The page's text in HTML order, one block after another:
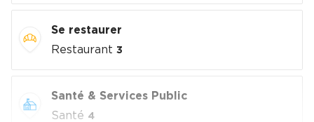
Se restaurer
Restaurant 3
Santé & Services Public
Santé 4